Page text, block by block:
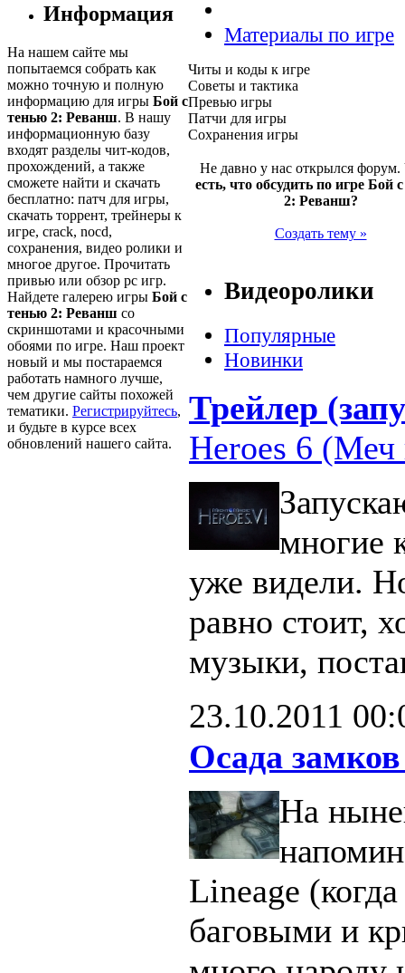
Информация
На нашем сайте мы
попытаемся собрать как
можно точную и полную
информацию для игры Бой с
тенью 2: Реванш. В нашу
информационную базу
входят разделы чит-кодов,
прохождений, а также
сможете найти и скачать
бесплатно: патч для игры,
скачать торрент, трейнеры к
игре, crack, nocd,
сохранения, видео ролики и
многое другое. Прочитать
привью или обзор pc игр.
Найдете галерею игры Бой с
тенью 2: Реванш со
скриншотами и красочными
обоями по игре. Наш проект
новый и мы постараемся
работать намного лучше,
чем другие сайты похожей
тематики. Регистрируйтесь,
и будьте в курсе всех
обновлений нашего сайта.
Материалы по игре
Читы и коды к игре
Советы и тактика
Превью игры
Патчи для игры
Сохранения игры
Не давно у нас открылся форум.
есть, что обсудить по игре Бой
2: Реванш?
Создать тему »
Видеоролики
Популярные
Новинки
Трейлер
Heroes 6 (Меч
многие
уже видели.
равно стоит,
музыки,
23.10.2011
Осада замков
На
Lineage
баговыми и